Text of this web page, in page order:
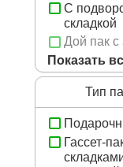
С
складкой
Дой пак с
Пакет с
Пакеты
С
С
ручкой
С
Показать
Тип
Гассет-